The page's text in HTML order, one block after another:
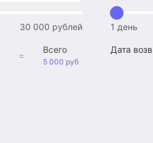
30 000 рублей 1 день
=
Всего
5 000 руб
Дата